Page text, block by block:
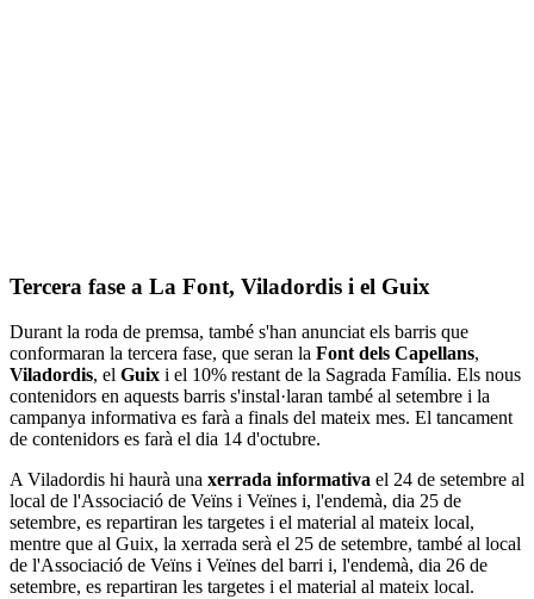
Tercera fase a La Font, Viladordis i el Guix
Durant la roda de premsa, també s'han anunciat els barris que
conformaran la tercera fase, que seran la Font dels Capellans,
Viladordis, el Guix i el 10% restant de la Sagrada Família. Els nous
contenidors en aquests barris s'instal·laran també al setembre i la
campanya informativa es farà a finals del mateix mes. El tancament
de contenidors es farà el dia 14 d'octubre.
A Viladordis hi haurà una xerrada informativa el 24 de setembre al
local de l'Associació de Veïns i Veïnes i, l'endemà, dia 25 de
setembre, es repartiran les targetes i el material al mateix local,
mentre que al Guix, la xerrada serà el 25 de setembre, també al local
de l'Associació de Veïns i Veïnes del barri i, l'endemà, dia 26 de
setembre, es repartiran les targetes i el material al mateix local.